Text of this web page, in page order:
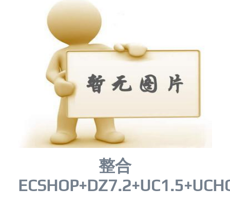
整合